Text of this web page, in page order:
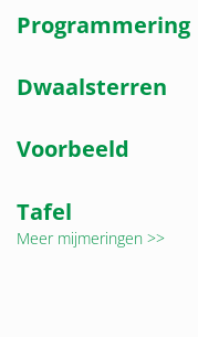
Programmering
Dwaalsterren
Voorbeeld
Tafel
Meer mijmeringen >>